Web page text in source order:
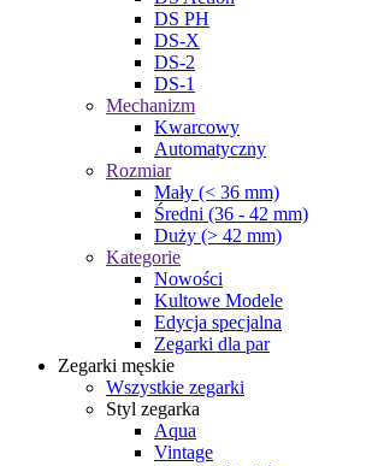
DS PH
DS-X
DS-2
DS-1
Mechanizm
Kwarcowy
Automatyczny
Rozmiar
Mały (< 36 mm)
Średni (36 - 42 mm)
Duży (> 42 mm)
Kategorie
Nowości
Kultowe Modele
Edycja specjalna
Zegarki dla par
Zegarki męskie
Wszystkie zegarki
Styl zegarka
Aqua
Vintage